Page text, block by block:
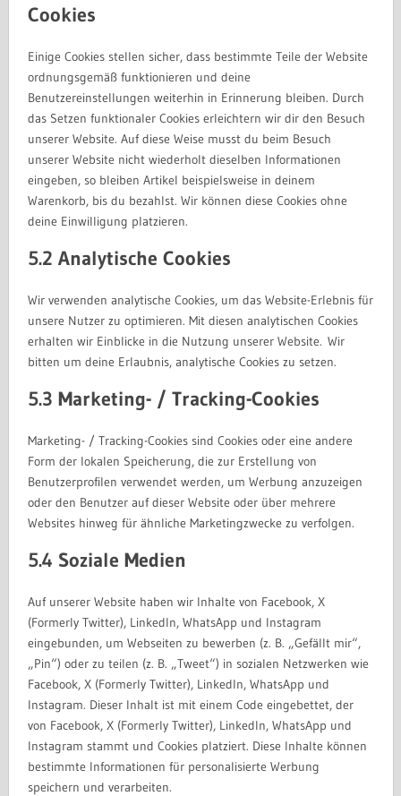
Cookies
Einige Cookies stellen sicher, dass bestimmte Teile der Website
ordnungsgemäß funktionieren und deine
Benutzereinstellungen weiterhin in Erinnerung bleiben. Durch
das Setzen funktionaler Cookies erleichtern wir dir den Besuch
unserer Website. Auf diese Weise musst du beim Besuch
unserer Website nicht wiederholt dieselben Informationen
eingeben, so bleiben Artikel beispielsweise in deinem
Warenkorb, bis du bezahlst. Wir können diese Cookies ohne
deine Einwilligung platzieren.
5.2 Analytische Cookies
Wir verwenden analytische Cookies, um das Website-Erlebnis für
unsere Nutzer zu optimieren. Mit diesen analytischen Cookies
erhalten wir Einblicke in die Nutzung unserer Website. Wir
bitten um deine Erlaubnis, analytische Cookies zu setzen.
5.3 Marketing- / Tracking-Cookies
Marketing- / Tracking-Cookies sind Cookies oder eine andere
Form der lokalen Speicherung, die zur Erstellung von
Benutzerprofilen verwendet werden, um Werbung anzuzeigen
oder den Benutzer auf dieser Website oder über mehrere
Websites hinweg für ähnliche Marketingzwecke zu verfolgen.
5.4 Soziale Medien
Auf unserer Website haben wir Inhalte von Facebook, X
(Formerly Twitter), LinkedIn, WhatsApp und Instagram
eingebunden, um Webseiten zu bewerben (z. B. „Gefällt mir“,
„Pin“) oder zu teilen (z. B. „Tweet“) in sozialen Netzwerken wie
Facebook, X (Formerly Twitter), LinkedIn, WhatsApp und
Instagram. Dieser Inhalt ist mit einem Code eingebettet, der
von Facebook, X (Formerly Twitter), LinkedIn, WhatsApp und
Instagram stammt und Cookies platziert. Diese Inhalte können
bestimmte Informationen für personalisierte Werbung
speichern und verarbeiten.